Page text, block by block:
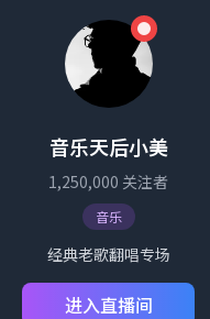
音乐天后小美
1,250,000 关注者
音乐
经典老歌翻唱专场
进入直播间